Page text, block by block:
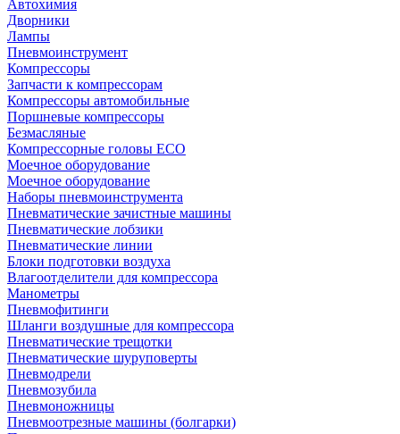
Автохимия
Дворники
Лампы
Пневмоинструмент
Компрессоры
Запчасти к компрессорам
Компрессоры автомобильные
Поршневые компрессоры
Безмасляные
Компрессорные головы ECO
Моечное оборудование
Моечное оборудование
Наборы пневмоинструмента
Пневматические зачистные машины
Пневматические лобзики
Пневматические линии
Блоки подготовки воздуха
Влагоотделители для компрессора
Манометры
Пневмофитинги
Шланги воздушные для компрессора
Пневматические трещотки
Пневматические шуруповерты
Пневмодрели
Пневмозубила
Пневмоножницы
Пневмоотрезные машины (болгарки)